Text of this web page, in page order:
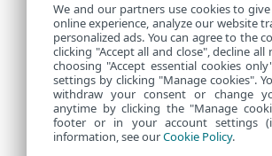
We and our partners use cookies to
online experience, analyze our website
personalized ads. You can agree to the
clicking "Accept all and close", decline
choosing "Accept essential cookies
settings by clicking "Manage cookies".
withdraw your consent or change
anytime by clicking the "Manage
footer or in your account settings
information, see ourCookie Policy.